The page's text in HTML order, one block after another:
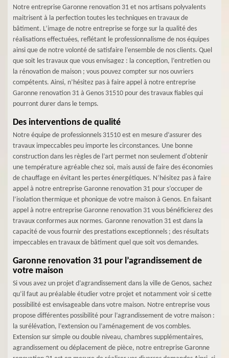
Notre entreprise Garonne renovation 31 et nos artisans polyvalents
maitrisent à la perfection toutes les techniques en travaux de
bâtiment. L’image de notre entreprise se forge sur la qualité des
réalisations effectuées, reflétant le professionnalisme de nos équipes
ainsi que de notre volonté de satisfaire l’ensemble de nos clients. Quel
que soit les travaux que vous envisagez : la conception, l’entretien ou
la rénovation de maison ; vous pouvez compter sur nos ouvriers
compétents. Ainsi, n’hésitez pas à faire appel à notre entreprise
Garonne renovation 31 à Genos 31510 pour des travaux fiables qui
pourront durer dans le temps.
Des interventions de qualité
Notre équipe de professionnels 31510 est en mesure d’assurer des
travaux impeccables peu importe les circonstances. Une bonne
construction dans les règles de l’art permet non seulement d'obtenir
une température agréable chez soi, mais aussi de faire des économies
de chauffage en évitant les pertes énergétiques. N’hésitez pas à faire
appel à notre entreprise Garonne renovation 31 pour s’occuper de
l’isolation thermique et phonique de votre maison à Genos. En faisant
appel à notre entreprise Garonne renovation 31 vous bénéficierez des
travaux conformes aux normes. Garonne renovation 31 est dans la
capacité de vous fournir des prestations exceptionnels ; des résultats
impeccables en travaux de bâtiment quel que soit vos demandes.
Garonne renovation 31 pour l’agrandissement de
votre maison
Si vous avez un projet d’agrandissement dans la ville de Genos, sachez
qu’il faut au préalable étudier votre projet et notamment voir si cette
possibilité est envisageable dans votre maison. Notre entreprise vous
propose différentes possibilité pour l’agrandissement de votre maison :
la surélévation, l’extension ou l’aménagement de vos combles.
Extension sur simple ou double niveau, chambres supplémentaires,
agrandissement ou déplacement de pièce, notre entreprise Garonne